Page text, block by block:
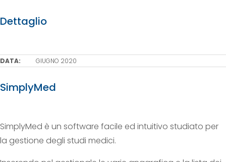
Dettaglio
DATA: GIUGNO 2020
SimplyMed
SimplyMed è un software facile ed intuitivo studiato per
la gestione degli studi medici.